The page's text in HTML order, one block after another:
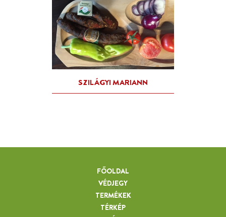
FŐOLDAL
VÉDJEGY
TERMÉKEK
TÉRKÉP